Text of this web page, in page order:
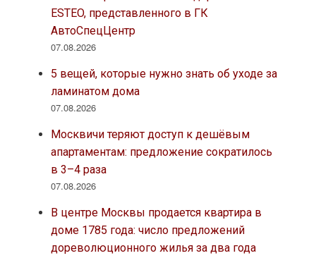
ESTEO, представленного в ГК
АвтоСпецЦентр
07.08.2026
5 вещей, которые нужно знать об уходе за
ламинатом дома
07.08.2026
Москвичи теряют доступ к дешёвым
апартаментам: предложение сократилось
в 3–4 раза
07.08.2026
В центре Москвы продается квартира в
доме 1785 года: число предложений
дореволюционного жилья за два года